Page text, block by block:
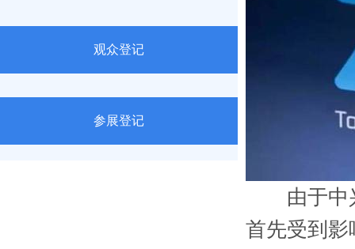
观众登记
参展登记
由于中兴
首先受到影